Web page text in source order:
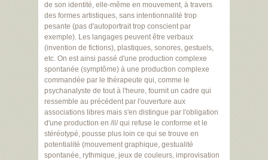
de son identité, elle-même en mouvement, à travers
des formes artistiques, sans intentionnalité trop
pesante (pas d'autoportrait trop conscient par
exemple). Les langages peuvent être verbaux
(invention de fictions), plastiques, sonores, gestuels,
etc. On est ainsi passé d'une production complexe
spontanée (symptôme) à une production complexe
commandée par le thérapeute qui, comme le
psychanalyste de tout à l'heure, fournit un cadre qui
ressemble au précédent par l'ouverture aux
associations libres mais s'en distingue par l'obligation
d'une production en /il/ qui refuse le conforme et le
stéréotypé, pousse plus loin ce qui se trouve en
potentialité (mouvement graphique, gestualité
spontanée, rythmique, jeux de couleurs, improvisation